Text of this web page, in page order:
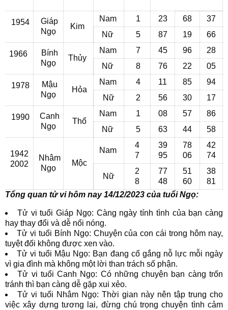
1954
Giáp
Ngọ
Kim
Nam 1 23 68
37
Nữ
5 87 19 66
1966
Bính
Ngọ
Thủy
Nam 7 45 96
28
Nữ
8 76 22 05
1978
Mậu
Ngọ
Hỏa
Nam 4 11 85
94
Nữ
2 56 30 17
1990
Canh
Ngọ
Thổ
Nam 1 08 57
86
Nữ
5 63 44 58
1942
2002
Nhâm
Ngọ
Mộc
Nam
4
7
39
95
78
06
42
74
Nữ
2
8
77
48
51
60
38
81
Tổng quan tử vi hôm nay 14/12/2023 của tuổi Ngọ:
Tử vi tuổi Giáp Ngọ: Càng ngày tính tình của bạn càng
hay thay đổi và dễ nổi nóng.
Tử vi tuổi Bính Ngọ: Chuyện của con cái trong hôm nay,
tuyệt đối không được xen vào.
Tử vi tuổi Mậu Ngọ: Bạn đang cố gắng nỗ lực mỗi ngày
vì gia đình mà không một lời than trách số phận.
Tử vi tuổi Canh Ngọ: Có những chuyện bạn càng trốn
tránh thì bạn càng dễ gặp xui xẻo.
Tử vi tuổi Nhâm Ngọ: Thời gian này nên tập trung cho
việc xây dựng tương lai, đừng chú trọng chuyện tình cảm